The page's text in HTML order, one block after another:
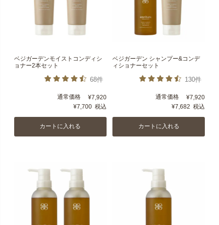
ベジガーデンモイストコンディシ
ョナー2本セット
68件
通常価格 ¥7,920
¥7,700 税込
カートに入れる
ベジガーデン シャンプー&コンデ
ィショナーセット
130件
通常価格 ¥7,920
¥7,682 税込
カートに入れる